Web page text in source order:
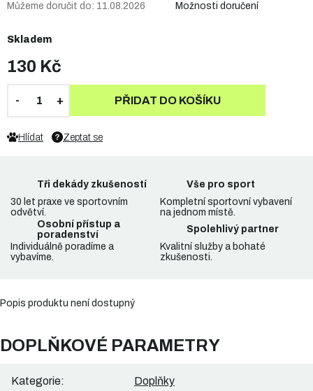
130 Kč
Skladem
Můžeme doručit do: 11.08.2026 Možnosti doručení
PŘIDAT DO KOŠÍKU
Zeptat se
Hlídat
Tři dekády zkušeností
30 let praxe ve sportovním
odvětví.
Vše pro sport
Kompletní sportovní vybavení
na jednom místě.
Osobní přístup a
poradenství
Individuálně poradíme a
vybavíme.
Spolehlivý partner
Kvalitní služby a bohaté
zkušenosti.
Popis produktu není dostupný
DOPLŇKOVÉ PARAMETRY
Kategorie: Doplňky